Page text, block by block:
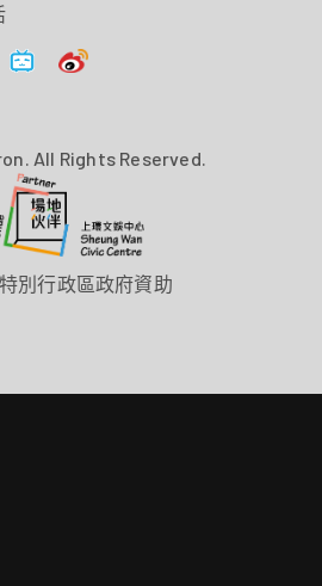
All Rights Reserved.
別行政區政府資助